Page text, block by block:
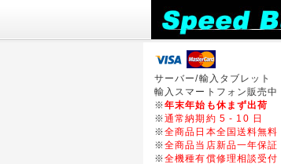
サーバー/輸入タブレット
輸入スマートフォン販売中
※年末年始も休まず出荷
※通常納期約 5 - 10 日
※全商品日本全国送料無料
※全商品当店新品一年保証
※全機種有償修理相談受付